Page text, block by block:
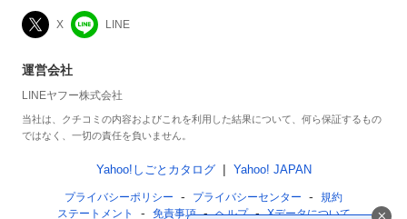
X LINE
運営会社
LINEヤフー株式会社
当社は、クチコミの内容およびこれを利用した結果について、何ら保証するもの
ではなく、一切の責任を負いません。
Yahoo!しごとカタログ Yahoo! JAPAN
プライバシーポリシー プライバシーセンター
規約
ステートメント
免責事項 ヘルプ Xデータについて